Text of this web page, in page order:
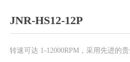
JNR-HS12-12P
转速可达 1-12000RPM，采用先进的